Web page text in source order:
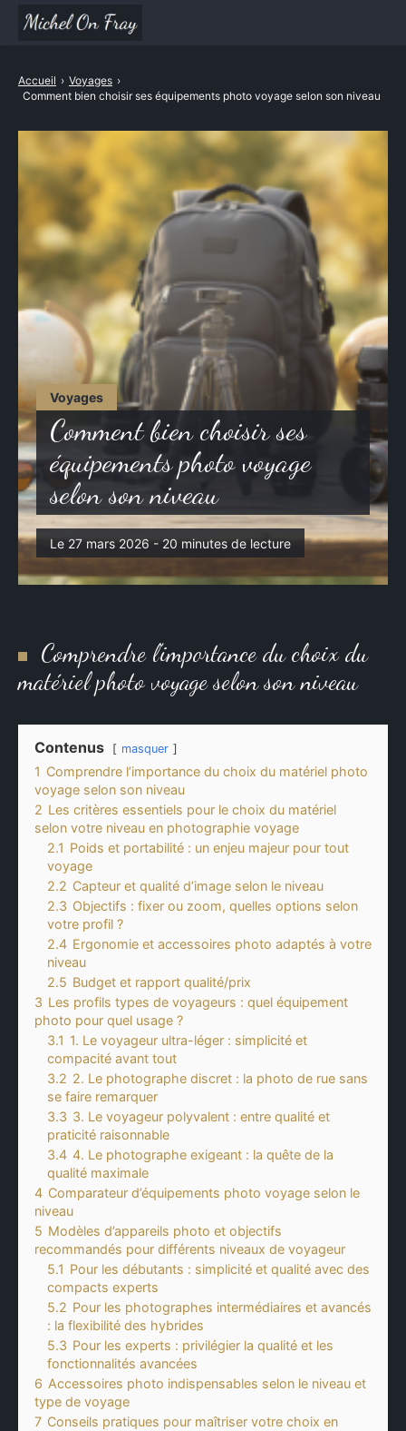
Voyages
Comment bien choisir ses
équipements photo voyage
selon son niveau
Le 27 mars 2026 - 20 minutes de lecture
Accueil › Voyages ›
Comment bien choisir ses équipements photo voyage selon son niveau
Comprendre l’importance du choix du
matériel photo voyage selon son niveau
Contenus masquer
1 Comprendre l’importance du choix du matériel photo
voyage selon son niveau
2 Les critères essentiels pour le choix du matériel
selon votre niveau en photographie voyage
2.1 Poids et portabilité : un enjeu majeur pour tout
voyage
2.2 Capteur et qualité d’image selon le niveau
2.3 Objectifs : fixer ou zoom, quelles options selon
votre profil ?
2.4 Ergonomie et accessoires photo adaptés à votre
niveau
2.5 Budget et rapport qualité/prix
3 Les profils types de voyageurs : quel équipement
photo pour quel usage ?
3.1 1. Le voyageur ultra-léger : simplicité et
compacité avant tout
3.2 2. Le photographe discret : la photo de rue sans
se faire remarquer
3.3 3. Le voyageur polyvalent : entre qualité et
praticité raisonnable
3.4 4. Le photographe exigeant : la quête de la
qualité maximale
4 Comparateur d’équipements photo voyage selon le
niveau
5 Modèles d’appareils photo et objectifs
recommandés pour différents niveaux de voyageur
5.1 Pour les débutants : simplicité et qualité avec des
compacts experts
5.2 Pour les photographes intermédiaires et avancés
: la flexibilité des hybrides
5.3 Pour les experts : privilégier la qualité et les
fonctionnalités avancées
6 Accessoires photo indispensables selon le niveau et
type de voyage
7 Conseils pratiques pour maîtriser votre choix en
Mode / Beauté
Santé & Bien être
Sport
Maison et Jardin
Voyages
Cuisine
High-Tech
Outils
Auto-Moto